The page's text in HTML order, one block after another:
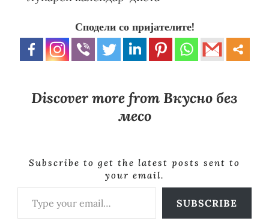
Сподели со пријателите!
Discover more from Вкусно без
месо
Subscribe to get the latest posts sent to
your email.
Type your email…
SUBSCRIBE